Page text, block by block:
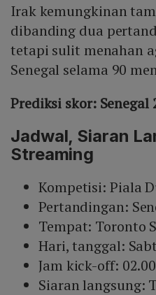
Irak kemungkinan
dibanding dua
tetapi sulit menahan
Senegal selama 90
Prediksi skor: Senegal
Jadwal, Siaran
Streaming
Kompetisi: Piala
Pertandingan:
Tempat: Toronto
Hari, tanggal:
Jam kick-off:
Siaran langsung: